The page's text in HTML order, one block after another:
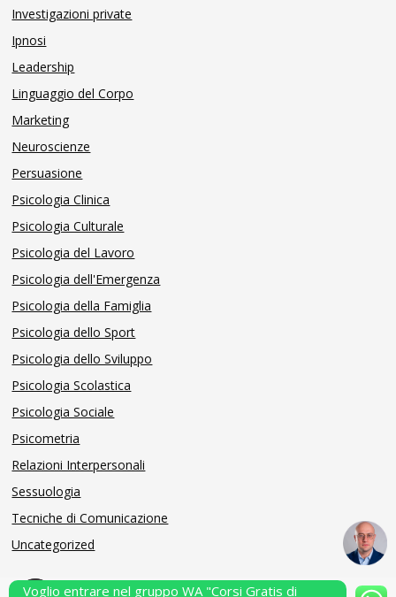
Investigazioni private
Ipnosi
Leadership
Linguaggio del Corpo
Marketing
Neuroscienze
Persuasione
Psicologia Clinica
Psicologia Culturale
Psicologia del Lavoro
Psicologia dell'Emergenza
Psicologia della Famiglia
Psicologia dello Sport
Psicologia dello Sviluppo
Psicologia Scolastica
Psicologia Sociale
Psicometria
Relazioni Interpersonali
Sessuologia
Tecniche di Comunicazione
Uncategorized
Voglio entrare nel gruppo WA "Corsi Gratis di